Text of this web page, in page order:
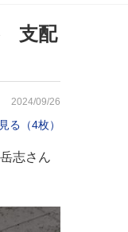
支配
2024/09/26
る（4枚）
志さん